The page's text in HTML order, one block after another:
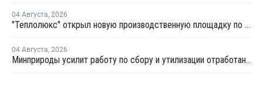
04 Августа, 2026
"Теплолюкс" открыл новую производственную площадку по выпуску инженерных систем
04 Августа, 2026
Минприроды усилит работу по сбору и утилизации отработанных шин